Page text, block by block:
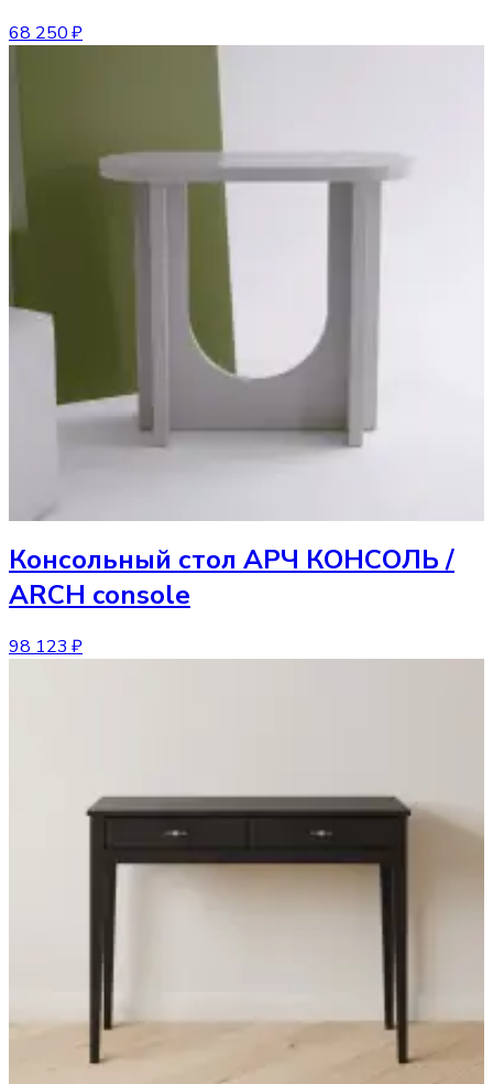
68 250 ₽
Консольный стол АРЧ КОНСОЛЬ /
ARCH console
98 123 ₽